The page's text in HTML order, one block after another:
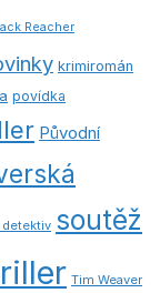
Reacher
krimiromán
povídka
Původní
detektiv soutěž
Tim Weaver